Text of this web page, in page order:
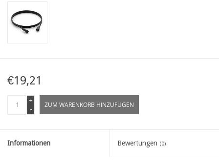
€19,21
+
-
ZUM WARENKORB HINZUFÜGEN
Informationen Bewertungen (0)